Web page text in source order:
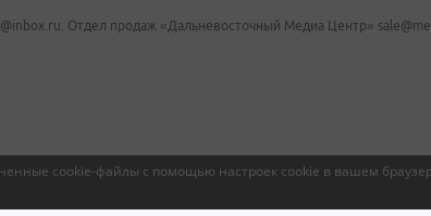
cookie-файлы с помощью настроек cookie в вашем
Отдел продаж «Дальневосточный Медиа Центр»